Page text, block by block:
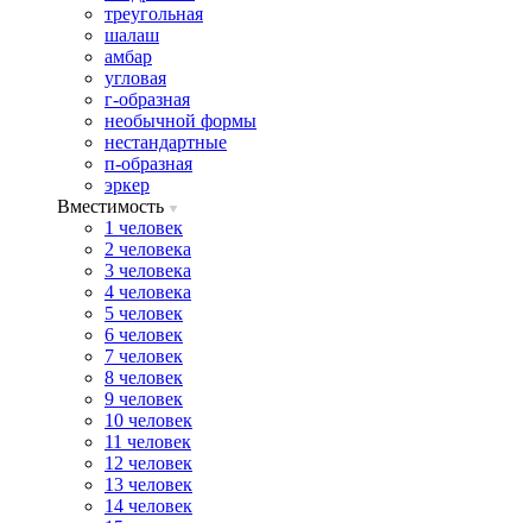
треугольная
шалаш
амбар
угловая
г-образная
необычной формы
нестандартные
п-образная
эркер
Вместимость
1 человек
2 человека
3 человека
4 человека
5 человек
6 человек
7 человек
8 человек
9 человек
10 человек
11 человек
12 человек
13 человек
14 человек